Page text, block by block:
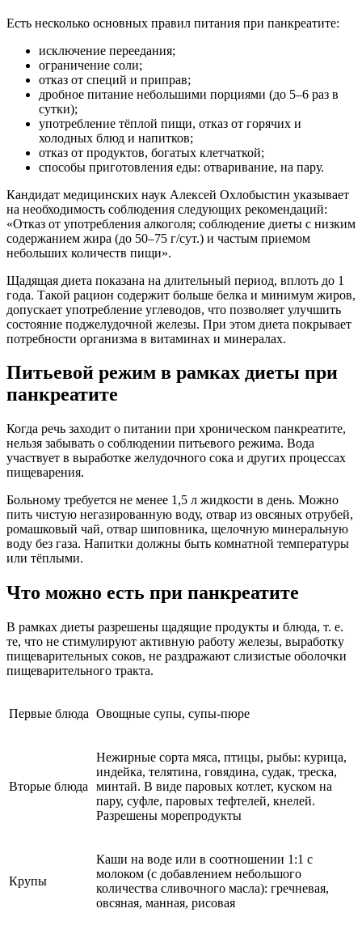
Есть несколько основных правил питания при панкреатите:
исключение переедания;
ограничение соли;
отказ от специй и приправ;
дробное питание небольшими порциями (до 5–6 раз в
сутки);
употребление тёплой пищи, отказ от горячих и
холодных блюд и напитков;
отказ от продуктов, богатых клетчаткой;
способы приготовления еды: отваривание, на пару.
Кандидат медицинских наук Алексей Охлобыстин указывает
на необходимость соблюдения следующих рекомендаций:
«Отказ от употребления алкоголя; соблюдение диеты с низким
содержанием жира (до 50–75 г/сут.) и частым приемом
небольших количеств пищи».
Щадящая диета показана на длительный период, вплоть до 1
года. Такой рацион содержит больше белка и минимум жиров,
допускает употребление углеводов, что позволяет улучшить
состояние поджелудочной железы. При этом диета покрывает
потребности организма в витаминах и минералах.
Питьевой режим в рамках диеты при
панкреатите
Когда речь заходит о питании при хроническом панкреатите,
нельзя забывать о соблюдении питьевого режима. Вода
участвует в выработке желудочного сока и других процессах
пищеварения.
Больному требуется не менее 1,5 л жидкости в день. Можно
пить чистую негазированную воду, отвар из овсяных отрубей,
ромашковый чай, отвар шиповника, щелочную минеральную
воду без газа. Напитки должны быть комнатной температуры
или тёплыми.
Что можно есть при панкреатите
В рамках диеты разрешены щадящие продукты и блюда, т. е.
те, что не стимулируют активную работу железы, выработку
пищеварительных соков, не раздражают слизистые оболочки
пищеварительного тракта.
Первые блюда Овощные супы, супы-пюре
Вторые блюда
Нежирные сорта мяса, птицы, рыбы: курица,
индейка, телятина, говядина, судак, треска,
минтай. В виде паровых котлет, куском на
пару, суфле, паровых тефтелей, кнелей.
Разрешены морепродукты
Крупы
Каши на воде или в соотношении 1:1 с
молоком (с добавлением небольшого
количества сливочного масла): гречневая,
овсяная, манная, рисовая